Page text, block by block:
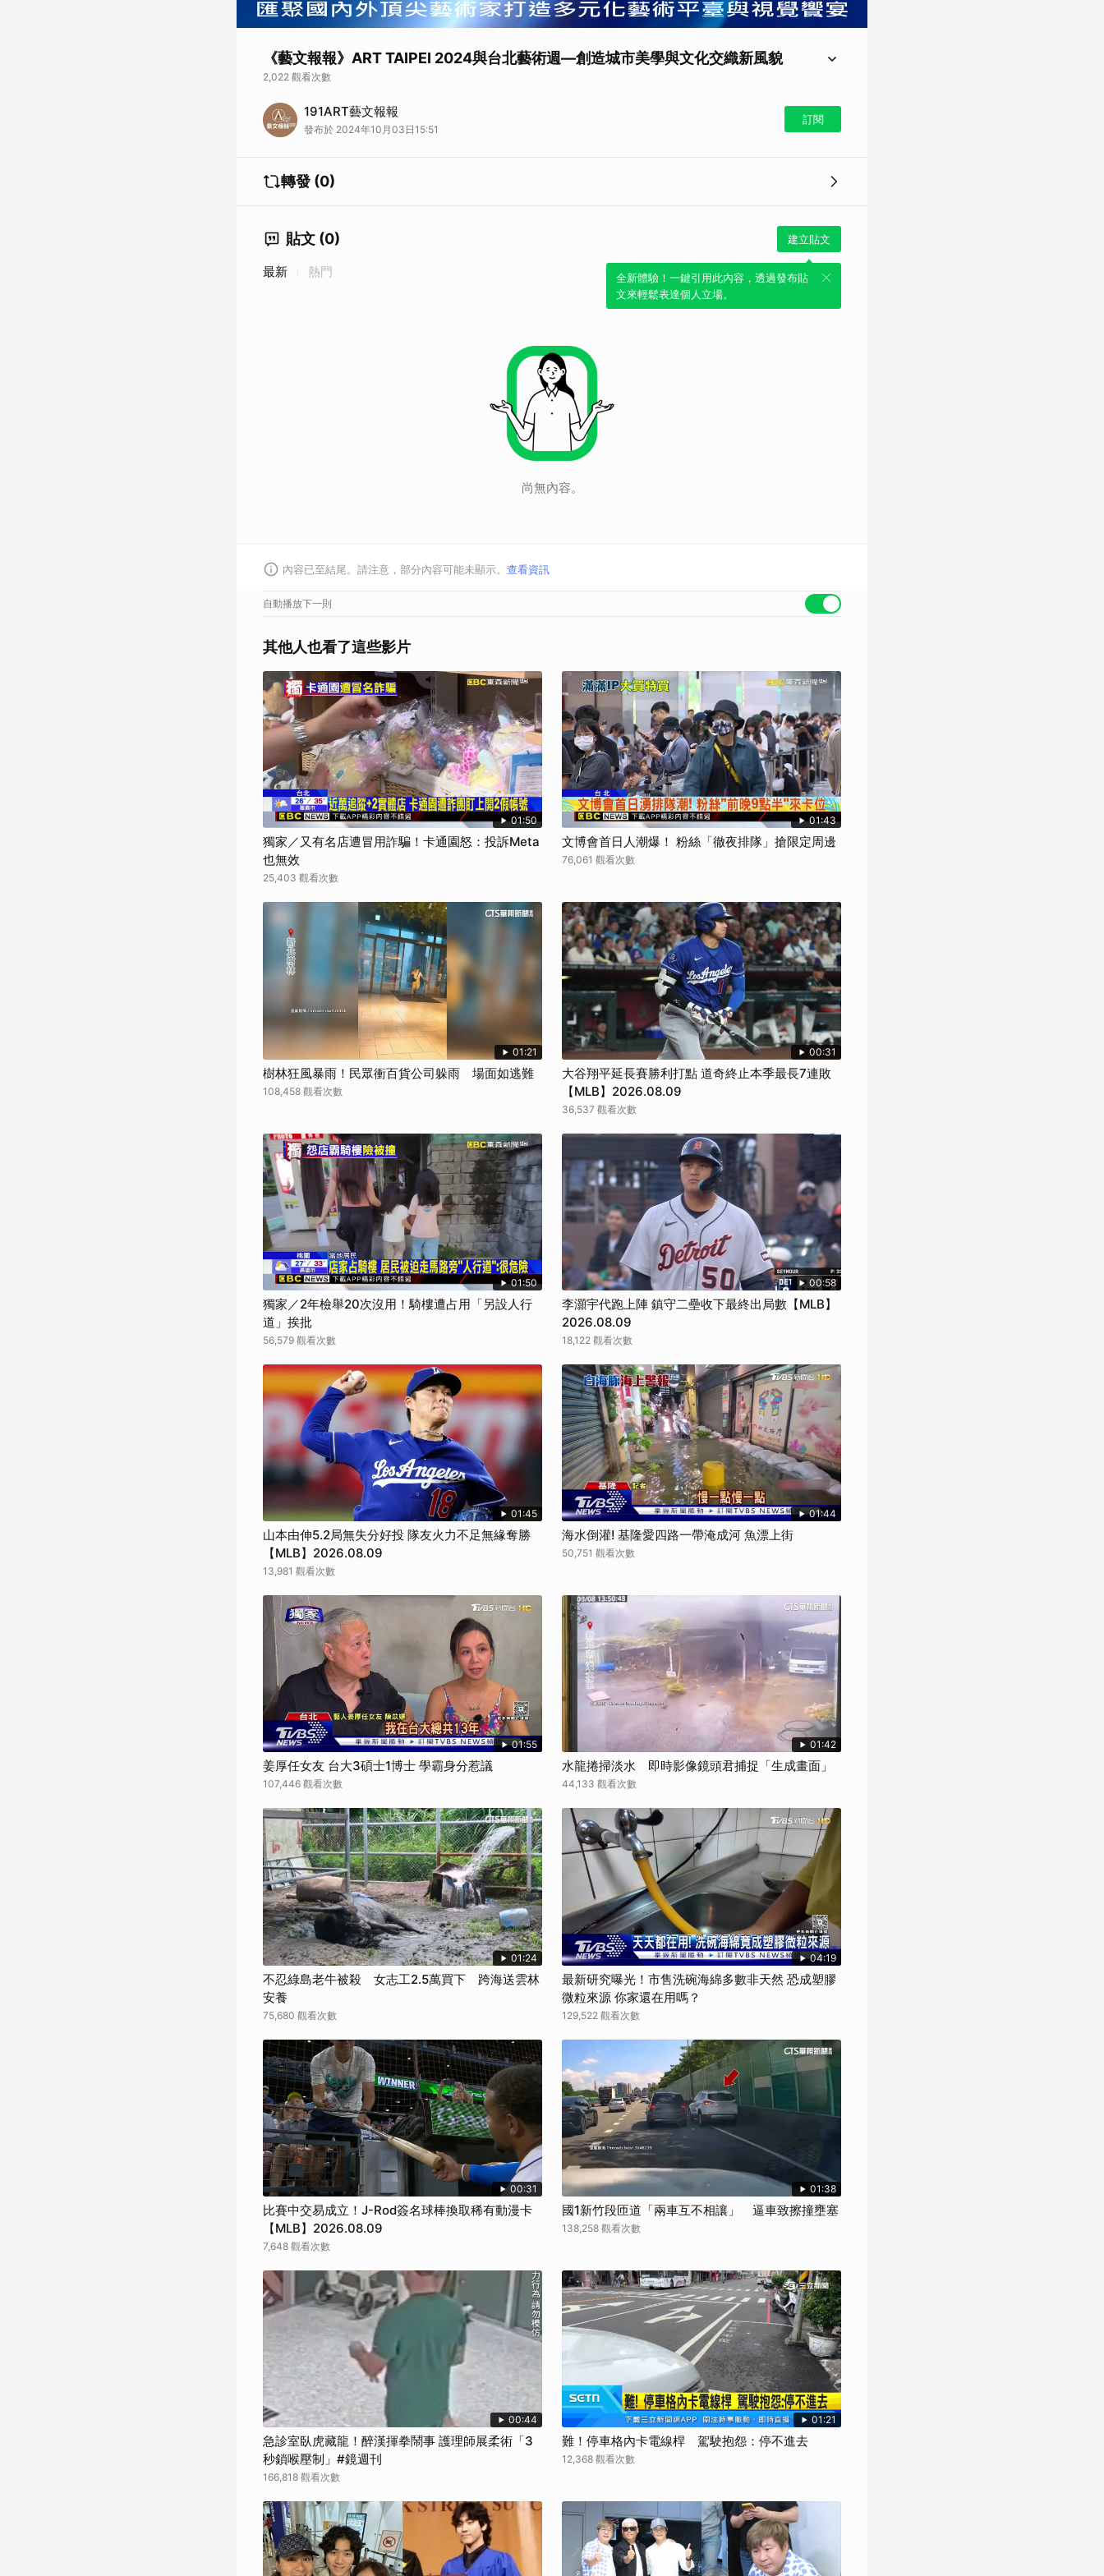
《藝文報報》ART TAIPEI 2024與台北藝術週—創造城市美學與文化交織新風貌
2,022 觀看次數
2024年ART TAIPEI與台北藝術週即將盛大開展，今年的展覽以年輕化、數位化以及永續和綠色展會持續創新與進步，還特
別加入了全新的品牌規劃，展現更前衛的藝術思維與創作潮流，為藝術愛好者提供前所未有的視覺饗宴。
#191ART雲端美術館 #藝文報報 #ART_TAIPEI #台北藝術週 #中華民國畫廊協會
191ART藝文報報
發布於 2024年10月03日15:51
訂閱
轉發 (0)
貼文 (0) 建立貼文
全新體驗！一鍵引用此內容，透過發布貼
文來輕鬆表達個人立場。
最新 熱門
尚無內容。
內容已至結尾。請注意，部分內容可能未顯示。 查看資訊
自動播放下一則
其他人也看了這些影片
01:50
獨家／又有名店遭冒用詐騙！卡通園怒：投訴Meta
也無效
25,403 觀看次數
01:43
文博會首日人潮爆！ 粉絲「徹夜排隊」搶限定周邊
76,061 觀看次數
01:21
樹林狂風暴雨！民眾衝百貨公司躲雨 場面如逃難
108,458 觀看次數
00:31
大谷翔平延長賽勝利打點 道奇終止本季最長7連敗
【MLB】2026.08.09
36,537 觀看次數
01:50
獨家／2年檢舉20次沒用！騎樓遭占用「另設人行
道」挨批
56,579 觀看次數
00:58
李灝宇代跑上陣 鎮守二壘收下最終出局數【MLB】
2026.08.09
18,122 觀看次數
01:45
山本由伸5.2局無失分好投 隊友火力不足無緣奪勝
【MLB】2026.08.09
13,981 觀看次數
01:44
海水倒灌! 基隆愛四路一帶淹成河 魚漂上街
50,751 觀看次數
01:55
姜厚任女友 台大3碩士1博士 學霸身分惹議
107,446 觀看次數
01:42
水龍捲掃淡水 即時影像鏡頭君捕捉「生成畫面」
44,133 觀看次數
01:24
不忍綠島老牛被殺 女志工2.5萬買下 跨海送雲林
安養
75,680 觀看次數
04:19
最新研究曝光！市售洗碗海綿多數非天然 恐成塑膠
微粒來源 你家還在用嗎？
129,522 觀看次數
00:31
比賽中交易成立！J-Rod簽名球棒換取稀有動漫卡
【MLB】2026.08.09
7,648 觀看次數
01:38
國1新竹段匝道「兩車互不相讓」 逼車致擦撞壅塞
138,258 觀看次數
00:44
急診室臥虎藏龍！醉漢揮拳鬧事 護理師展柔術「3
秒鎖喉壓制」#鏡週刊
166,818 觀看次數
01:21
難！停車格內卡電線桿 駕駛抱怨：停不進去
12,368 觀看次數
取消